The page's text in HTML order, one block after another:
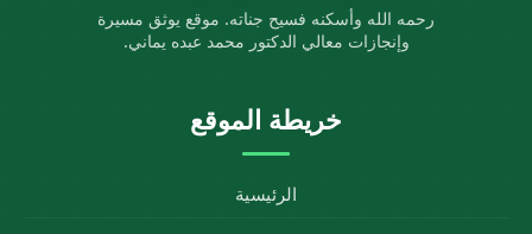
رحمه الله وأسكنه فسيح جناته. موقع يوثق مسيرة
وإنجازات معالي الدكتور محمد عبده يماني.
خريطة الموقع
الرئيسية